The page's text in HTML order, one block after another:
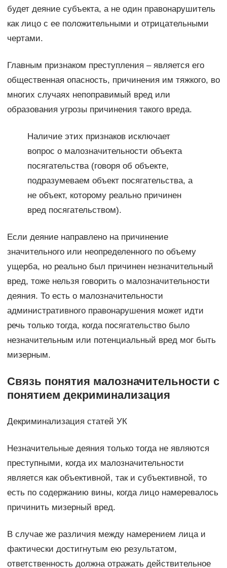
будет деяние субъекта, а не один правонарушитель
как лицо с ее положительными и отрицательными
чертами.
Главным признаком преступления – является его
общественная опасность, причинения им тяжкого, во
многих случаях непоправимый вред или
образования угрозы причинения такого вреда.
Наличие этих признаков исключает
вопрос о малозначительности объекта
посягательства (говоря об объекте,
подразумеваем объект посягательства, а
не объект, которому реально причинен
вред посягательством).
Если деяние направлено на причинение
значительного или неопределенного по объему
ущерба, но реально был причинен незначительный
вред, тоже нельзя говорить о малозначительности
деяния. То есть о малозначительности
административного правонарушения может идти
речь только тогда, когда посягательство было
незначительным или потенциальный вред мог быть
мизерным.
Связь понятия малозначительности с
понятием декриминализация
Декриминализация статей УК
Незначительные деяния только тогда не являются
преступными, когда их малозначительности
является как объективной, так и субъективной, то
есть по содержанию вины, когда лицо намеревалось
причинить мизерный вред.
В случае же различия между намерением лица и
фактически достигнутым ею результатом,
ответственность должна отражать действительное